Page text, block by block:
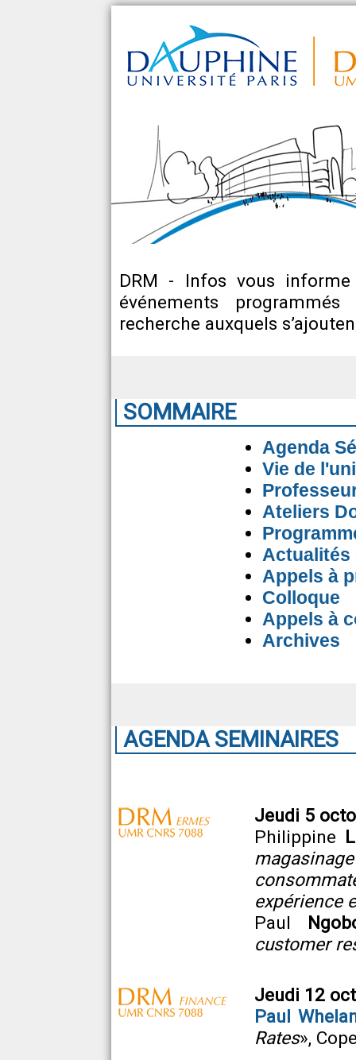
DRM - Infos vous
événements
recherche auxquels
SOMMAIRE
Agenda
Vie de
Ateliers
Actualités
Appels à
Colloque
Appels à
Archives
AGENDA SEMINAIRES
Jeudi 5
Philippine
expérience
Paul
customer
Jeudi 12
Paul
Rates»,